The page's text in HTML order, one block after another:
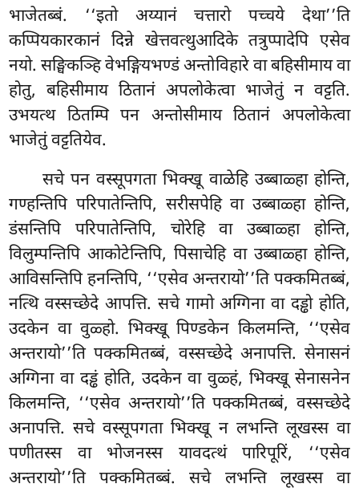
भाजेतब्बं. ‘‘इतो अय्यानं चत्तारो पच्चये देथा’’ति
कप्पियकारकानं दिन्ने खेत्तवत्थुआदिके तत्रुप्पादेपि एसेव
नयो. सङ्घिकञ्हि वेभङ्गियभण्डं अन्तोविहारे वा बहिसीमाय वा
होतु, बहिसीमाय ठितानं अपलोकेत्वा भाजेतुं न वट्टति.
उभयत्थ ठितम्पि पन अन्तोसीमाय ठितानं अपलोकेत्वा
भाजेतुं वट्टतियेव.
सचेपन वस्सूपगता भिक्खू वाळेहि उब्बाळ्हा होन्ति,
गण्हन्तिपि परिपातेन्तिपि, सरीसपेहि वा उब्बाळ्हा होन्ति,
डंसन्तिपि परिपातेन्तिपि, चोरेहि वा उब्बाळ्हा होन्ति,
विलुम्पन्तिपि आकोटेन्तिपि, पिसाचेहि वा उब्बाळ्हा होन्ति,
आविसन्तिपि हनन्तिपि, ‘‘एसेव अन्तरायो’’ति पक्कमितब्बं,
नत्थि वस्सच्छेदे आपत्ति. सचे गामो अग्गिना वा दड्ढो होति,
उदकेन वा वुळ्हो. भिक्खू पिण्डकेन किलमन्ति, ‘‘एसेव
अन्तरायो’’ति पक्कमितब्बं, वस्सच्छेदे अनापत्ति. सेनासनं
अग्गिना वा दड्ढं होति, उदकेन वा वुळ्हं, भिक्खू सेनासनेन
किलमन्ति, ‘‘एसेव अन्तरायो’’ति पक्कमितब्बं, वस्सच्छेदे
अनापत्ति. सचेवस्सूपगता भिक्खू न लभन्ति लूखस्स वा
पणीतस्स वा भोजनस्स यावदत्थं पारिपूरिं, ‘‘एसेव
अन्तरायो’’ति पक्कमितब्बं. सचे लभन्ति लूखस्स वा